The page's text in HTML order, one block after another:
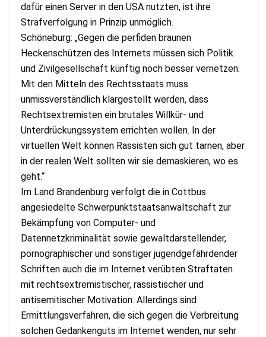
dafür einen Server in den USA nutzten, ist ihre
Strafverfolgung in Prinzip unmöglich.
Schöneburg: „Gegen die perfiden braunen
Heckenschützen des Internets müssen sich Politik
und Zivilgesellschaft künftig noch besser vernetzen.
Mit den Mitteln des Rechtsstaats muss
unmissverständlich klargestellt werden, dass
Rechtsextremisten ein brutales Willkür- und
Unterdrückungssystem errichten wollen. In der
virtuellen Welt können Rassisten sich gut tarnen, aber
in der realen Welt sollten wir sie demaskieren, wo es
geht.“
Im Land Brandenburg verfolgt die in Cottbus
angesiedelte Schwerpunktstaatsanwaltschaft zur
Bekämpfung von Computer- und
Datennetzkriminalität sowie gewaltdarstellender,
pornographischer und sonstiger jugendgefährdender
Schriften auch die im Internet verübten Straftaten
mit rechtsextremistischer, rassistischer und
antisemitischer Motivation. Allerdings sind
Ermittlungsverfahren, die sich gegen die Verbreitung
solchen Gedankenguts im Internet wenden, nur sehr